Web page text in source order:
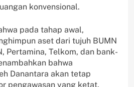
konvensional.
pada tahap awal,
aset dari tujuh BUMN
Pertamina, Telkom, dan bank-
bahwa
Danantara akan tetap
pengawasan yang ketat,